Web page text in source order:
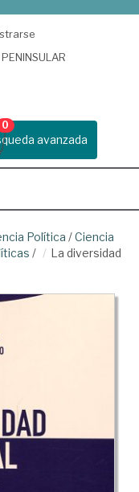
avanzada
0
Política /Ciencia
/
La diversidad